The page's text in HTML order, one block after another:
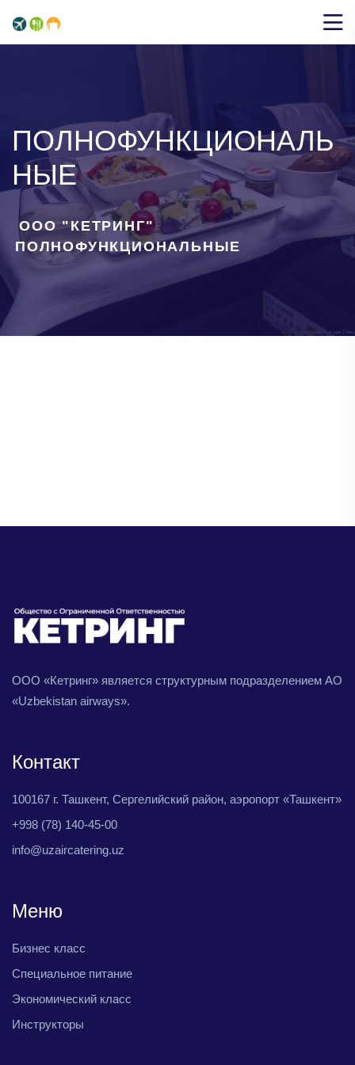
ПОЛНОФУНКЦИОНАЛЬ
НЫЕ
ООО "КЕТРИНГ" >
ПОЛНОФУНКЦИОНАЛЬНЫЕ
ООО «Кетринг» является структурным подразделением АО
«Uzbekistan airways».
Контакт
100167 г. Ташкент, Сергелийский район, аэропорт «Ташкент»
+998 (78) 140-45-00
info@uzaircatering.uz
Меню
Бизнес класс
Специальное питание
Экономический класс
Инструкторы